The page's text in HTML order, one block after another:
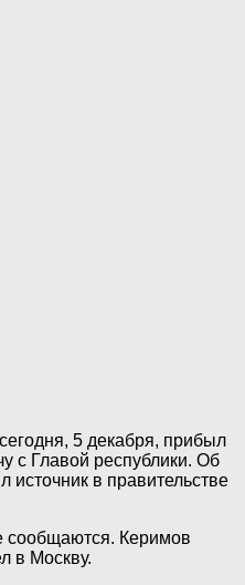
5 декабря, прибыл
с Главой республики. Об
в правительстве
сообщаются. Керимов
в Москву.